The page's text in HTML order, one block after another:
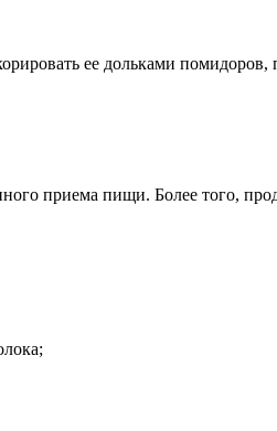
ее дольками
приема пищи. Более того,